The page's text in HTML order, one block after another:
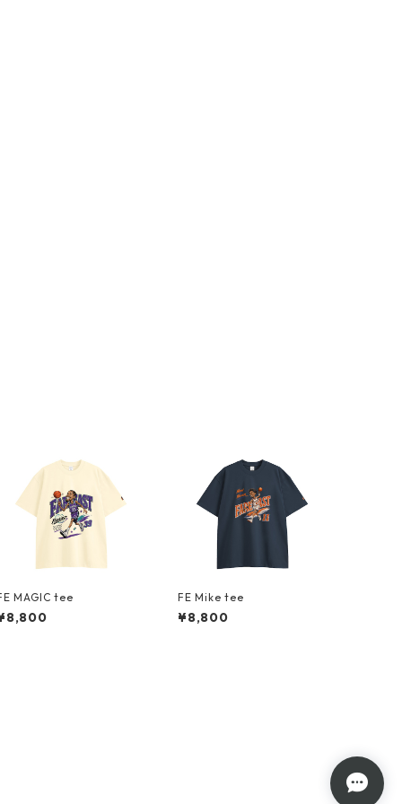
MAGIC tee FE Mike tee
¥8,800